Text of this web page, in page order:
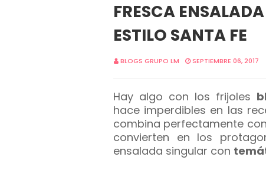
FRESCA
ESTILO SANTA FE
BLOGS GRUPO LM SEPTIEMBRE 06, 2017
Hay algo con los frijoles
hace imperdibles en las
combina perfectamente
convierten en los
ensalada singular con